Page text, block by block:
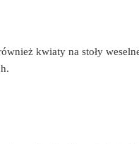
kwiaty na stoły